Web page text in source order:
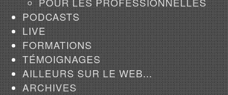
PODCASTS
LIVE
FORMATIONS
TÉMOIGNAGES
AILLEURS SUR LE WEB...
ARCHIVES